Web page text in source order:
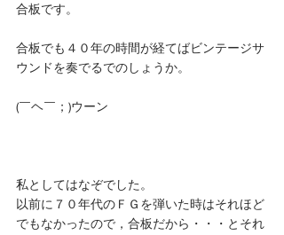
合板です。
合板でも４０年の時間が経てばビンテージサ
ウンドを奏でるでのしょうか。
(￣ヘ￣；)ウーン
私としてはなぞでした。
以前に７０年代のＦＧを弾いた時はそれほど
でもなかったので，合板だから・・・とそれ